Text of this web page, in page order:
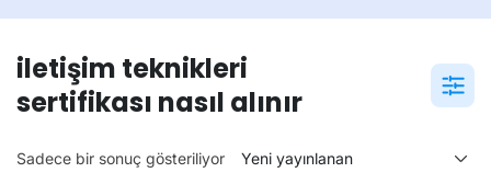
iletişim teknikleri
sertifikası nasıl alınır
Sadece bir sonuç gösteriliyor